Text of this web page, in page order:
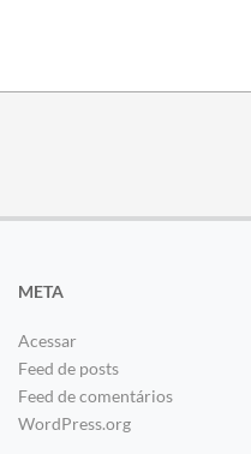
META
Acessar
Feed de posts
Feed de comentários
WordPress.org